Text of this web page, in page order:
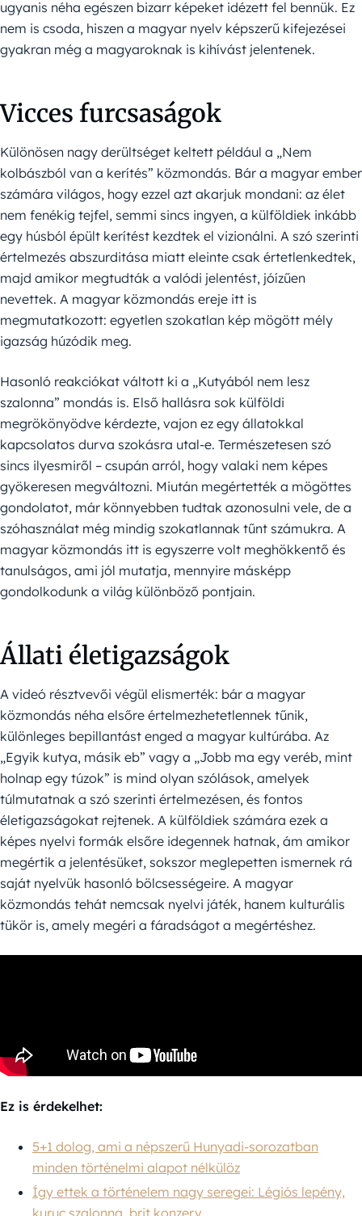
ugyanis néha egészen bizarr képeket idézett fel bennük. Ez
nem is csoda, hiszen a magyar nyelv képszerű kifejezései
gyakran még a magyaroknak is kihívást jelentenek.
Vicces furcsaságok
Különösen nagy derültséget keltett például a „Nem
kolbászból van a kerítés” közmondás. Bár a magyar ember
számára világos, hogy ezzel azt akarjuk mondani: az élet
nem fenékig tejfel, semmi sincs ingyen, a külföldiek inkább
egy húsból épült kerítést kezdtek el vizionálni. A szó szerinti
értelmezés abszurditása miatt eleinte csak értetlenkedtek,
majd amikor megtudták a valódi jelentést, jóízűen
nevettek. A magyar közmondás ereje itt is
megmutatkozott: egyetlen szokatlan kép mögött mély
igazság húzódik meg.
Hasonló reakciókat váltott ki a „Kutyából nem lesz
szalonna” mondás is. Első hallásra sok külföldi
megrökönyödve kérdezte, vajon ez egy állatokkal
kapcsolatos durva szokásra utal-e. Természetesen szó
sincs ilyesmiről – csupán arról, hogy valaki nem képes
gyökeresen megváltozni. Miután megértették a mögöttes
gondolatot, már könnyebben tudtak azonosulni vele, de a
szóhasználat még mindig szokatlannak tűnt számukra. A
magyar közmondás itt is egyszerre volt meghökkentő és
tanulságos, ami jól mutatja, mennyire másképp
gondolkodunk a világ különböző pontjain.
Állati életigazságok
A videó résztvevői végül elismerték: bár a magyar
közmondás néha elsőre értelmezhetetlennek tűnik,
különleges bepillantást enged a magyar kultúrába. Az
„Egyik kutya, másik eb” vagy a „Jobb ma egy veréb, mint
holnap egy túzok” is mind olyan szólások, amelyek
túlmutatnak a szó szerinti értelmezésen, és fontos
életigazságokat rejtenek. A külföldiek számára ezek a
képes nyelvi formák elsőre idegennek hatnak, ám amikor
megértik a jelentésüket, sokszor meglepetten ismernek rá
saját nyelvük hasonló bölcsességeire. A magyar
közmondás tehát nemcsak nyelvi játék, hanem kulturális
tükör is, amely megéri a fáradságot a megértéshez.
Ez is érdekelhet:
5+1 dolog, ami a népszerű Hunyadi-sorozatban
minden történelmi alapot nélkülöz
Így ettek a történelem nagy seregei: Légiós lepény,